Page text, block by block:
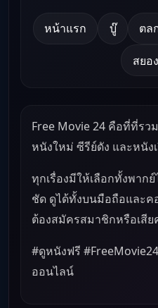
หน้าแรก บู๊ ตล
สยอ
Free Movie 24 คือที่ที่รว
หนังใหม่ ซีรีย์ดัง และหนัง
ทุกเรื่องมีให้เลือกทั้งพาก
ชัด ดูได้ทั้งบนมือถือและ
ต้องสมัครสมาชิกหรือเสีย
#ดูหนังฟรี
ออนไลน์